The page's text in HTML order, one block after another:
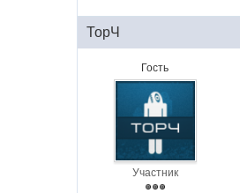
ТорЧ
Гость
Участник